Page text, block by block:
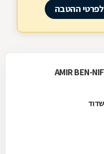
לפרטי ההטבה